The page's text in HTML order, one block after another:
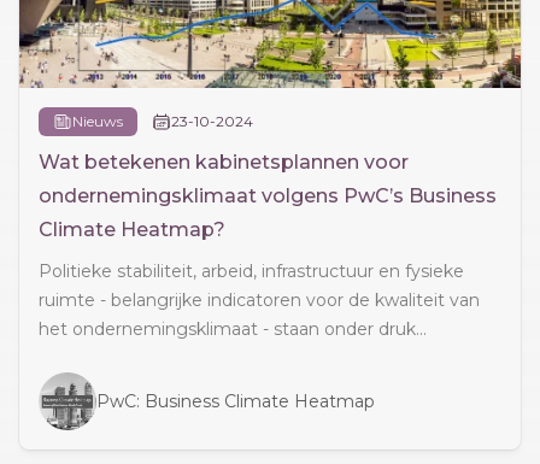
Nieuws 23-10-2024
Wat betekenen kabinetsplannen voor
ondernemingsklimaat volgens PwC’s Business
Climate Heatmap?
Politieke stabiliteit, arbeid, infrastructuur en fysieke
ruimte - belangrijke indicatoren voor de kwaliteit van
het ondernemingsklimaat - staan onder druk...
PwC: Business Climate Heatmap